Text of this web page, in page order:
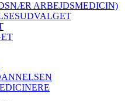
ARBEJDSMEDICIN)